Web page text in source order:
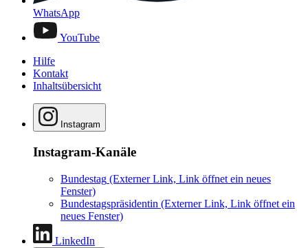
WhatsApp
YouTube
Hilfe
Kontakt
Inhaltsübersicht
Instagram
Instagram-Kanäle
Bundestag (Externer Link, Link öffnet ein neues
Fenster)
Bundestagspräsidentin (Externer Link, Link öffnet ein
neues Fenster)
LinkedIn